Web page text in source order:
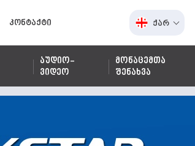
კონტაქტი ქარ
აუდიო-
ვიდეო
მონაცემთა
შენახვა